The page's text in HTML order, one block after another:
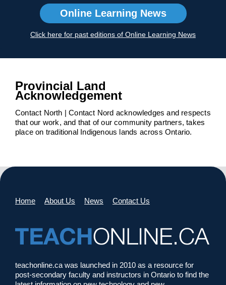
Online Learning News
Click here for past editions of Online Learning News
Provincial Land
Acknowledgement
Contact North | Contact Nord acknowledges and respects
that our work, and that of our community partners, takes
place on traditional Indigenous lands across Ontario.
Home About Us News Contact Us
teachonline.ca was launched in 2010 as a resource for
post-secondary faculty and instructors in Ontario to find the